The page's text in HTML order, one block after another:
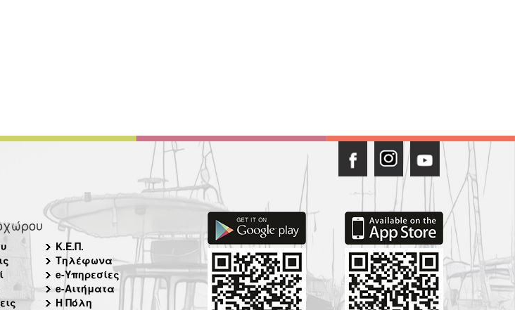
Κ.Ε.Π.
Τηλέφωνα
e-Υπηρεσίες
e-Αιτήματα
Η Πόλη